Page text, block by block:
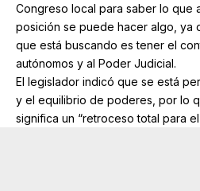
Congreso local para saber lo que
posición se puede hacer algo, ya
que está buscando es tener el
autónomos y al Poder Judicial.
El legislador indicó que se está
y el equilibrio de poderes, por lo
significa un “retroceso total para el